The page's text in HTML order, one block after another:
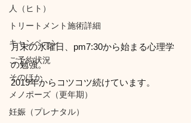
人（ヒト）
トリートメント施術詳細
キャンペーン
ご予約状況
そのほか
メノポーズ（更年期）
妊娠（プレナタル）
月末の水曜日、pm7:30から始まる心理学
の勉強。
2019年からコツコツ続けています。